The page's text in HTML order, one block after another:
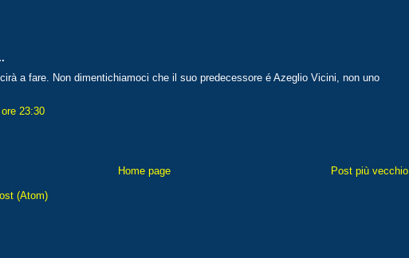
a fare. Non dimentichiamoci che il suo predecessore é Azeglio Vicini, non uno
23:30
Post più vecchio
Home page
(Atom)